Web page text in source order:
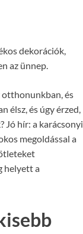
dekorációk,
az ünnep.
otthonunkban, és
élsz, és úgy érzed,
Jó hír: a karácsonyi
megoldással a
helyett a